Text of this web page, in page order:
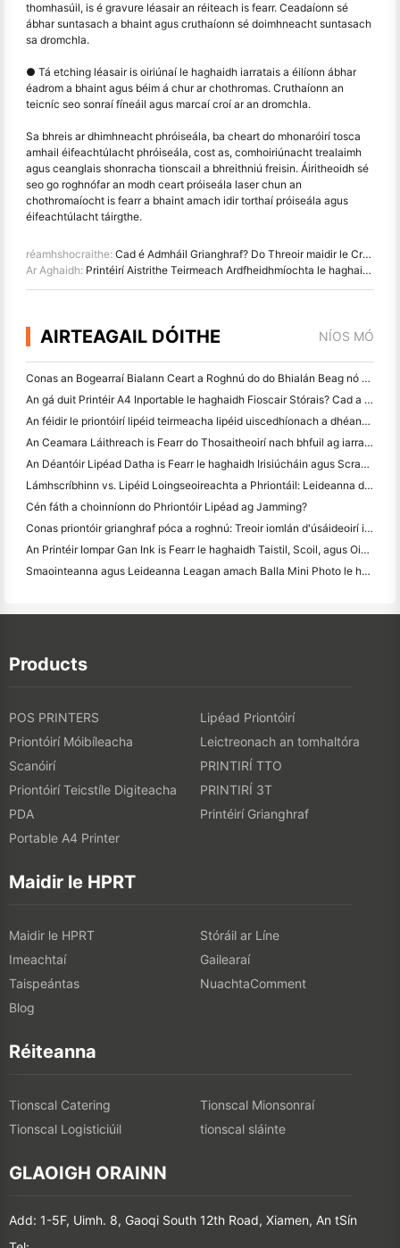
thomhasúil, is é gravure léasair an réiteach is fearr. Ceadaíonn sé
ábhar suntasach a bhaint agus cruthaíonn sé doimhneacht suntasach
sa dromchla.
● Tá etching léasair is oiriúnaí le haghaidh iarratais a éilíonn ábhar
éadrom a bhaint agus béim á chur ar chothromas. Cruthaíonn an
teicníc seo sonraí fíneáil agus marcaí croí ar an dromchla.
Sa bhreis ar dhimhneacht phróiseála, ba cheart do mhonaróirí tosca
amhail éifeachtúlacht phróiseála, cost as, comhoiriúnacht trealaimh
agus ceanglais shonracha tionscail a bhreithniú freisin. Áiritheoidh sé
seo go roghnófar an modh ceart próiseála laser chun an
chothromaíocht is fearr a bhaint amach idir torthaí próiseála agus
éifeachtúlacht táirgthe.
réamhshocraithe: Cad é Admháil Grianghraf? Do Threoir maidir le Cruthúnas Digiteach Ceannaigh
Ar Aghaidh: Printéirí Aistrithe Teirmeach Ardfheidhmíochta le haghaidh Lipéadú Páirteanna Gluaisteán
AIRTEAGAIL DÓITHE NÍOS MÓ
Conas an Bogearraí Bialann Ceart a Roghnú do do Bhialán Beag nó Meánmhéide
An gá duit Printéir A4 Inportable le haghaidh Fioscair Stórais? Cad a Oibríonn i ndáiríre
An féidir le priontóirí lipéid teirmeacha lipéid uiscedhíonach a dhéanamh do tháirgí gnó beag?
An Ceamara Láithreach is Fearr do Thosaitheoirí nach bhfuil ag iarraidh páipéar a chaitheamh
An Déantóir Lipéad Datha is Fearr le haghaidh Irisiúcháin agus Scrapbooking: Cuir Tuilleadh Datha le Gach Leathanach
Lámhscríbhinn vs. Lipéid Loingseoireachta a Phriontáil: Leideanna do Ghnólachtaí Beaga in 2026
Cén fáth a choinníonn do Phriontóir Lipéad ag Jamming?
Conas priontóir grianghraf póca a roghnú: Treoir iomlán d'úsáideoirí iris, taistil agus iPhone
An Printéir Iompar Gan Ink is Fearr le haghaidh Taistil, Scoil, agus Oibre Soghluaiste: Athbhreithniú Hanin MT620 Pro
Smaointeanna agus Leideanna Leagan amach Balla Mini Photo le haghaidh maisiú seomra leapa agus dormitory
Products
POS PRINTERS
Lipéad Priontóirí
Priontóirí Móibíleacha
Leictreonach an tomhaltóra
Scanóirí
PRINTIRÍ TTO
Priontóirí Teicstíle Digiteacha
PRINTIRÍ 3T
PDA
Printéirí Grianghraf
Portable A4 Printer
Maidir le HPRT
Maidir le HPRT
Stóráil ar Líne
Imeachtaí
Gailearaí
Taispeántas
NuachtaComment
Blog
Réiteanna
Tionscal Catering
Tionscal Mionsonraí
Tionscal Logisticiúil
tionscal sláinte
GLAOIGH ORAINN
Add: 1-5F, Uimh. 8, Gaoqi South 12th Road, Xiamen, An tSín